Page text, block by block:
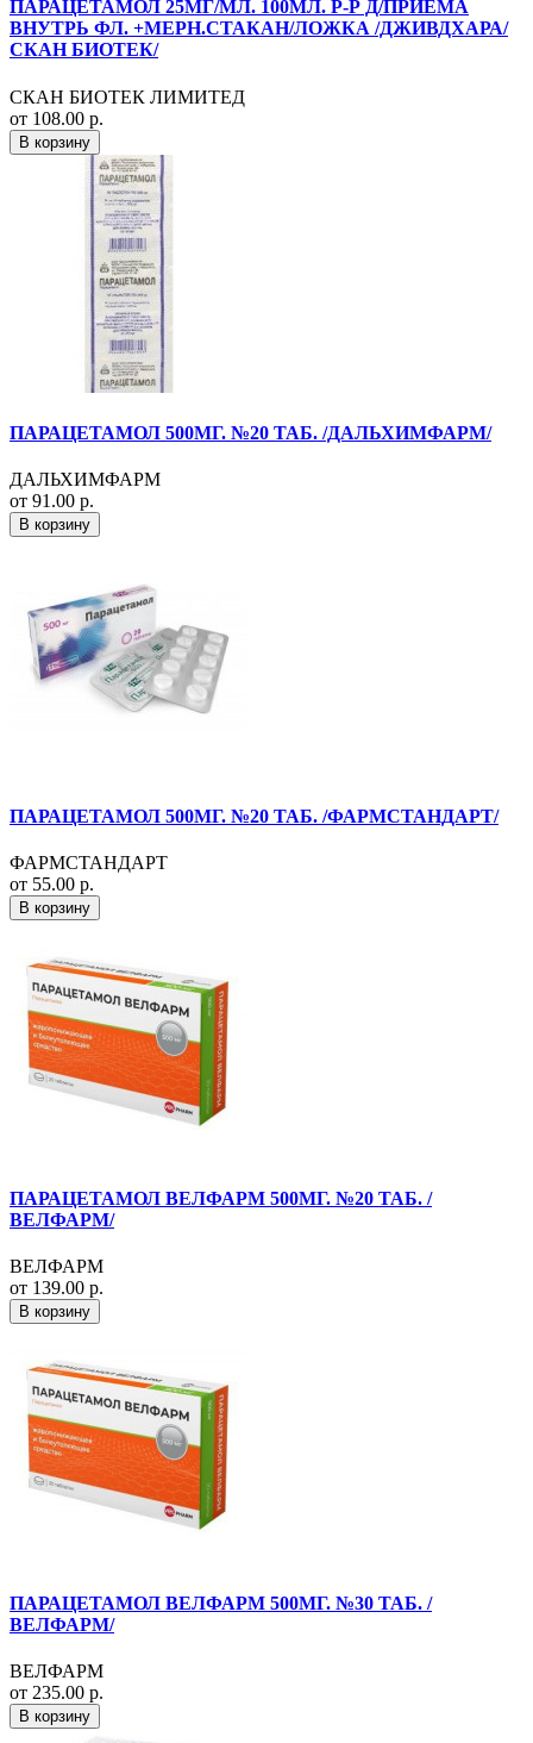
ПАРАЦЕТАМОЛ 25МГ/МЛ. 100МЛ. Р-Р Д/ПРИЕМА
ВНУТРЬ ФЛ. +МЕРН.СТАКАН/ЛОЖКА /ДЖИВДХАРА/
СКАН БИОТЕК/
СКАН БИОТЕК ЛИМИТЕД
от 108.00 р.
В корзину
ПАРАЦЕТАМОЛ 500МГ. №20 ТАБ. /ДАЛЬХИМФАРМ/
ДАЛЬХИМФАРМ
от 91.00 р.
В корзину
ПАРАЦЕТАМОЛ 500МГ. №20 ТАБ. /ФАРМСТАНДАРТ/
ФАРМСТАНДАРТ
от 55.00 р.
В корзину
ПАРАЦЕТАМОЛ ВЕЛФАРМ 500МГ. №20 ТАБ. /
ВЕЛФАРМ/
ВЕЛФАРМ
от 139.00 р.
В корзину
ПАРАЦЕТАМОЛ ВЕЛФАРМ 500МГ. №30 ТАБ. /
ВЕЛФАРМ/
ВЕЛФАРМ
от 235.00 р.
В корзину